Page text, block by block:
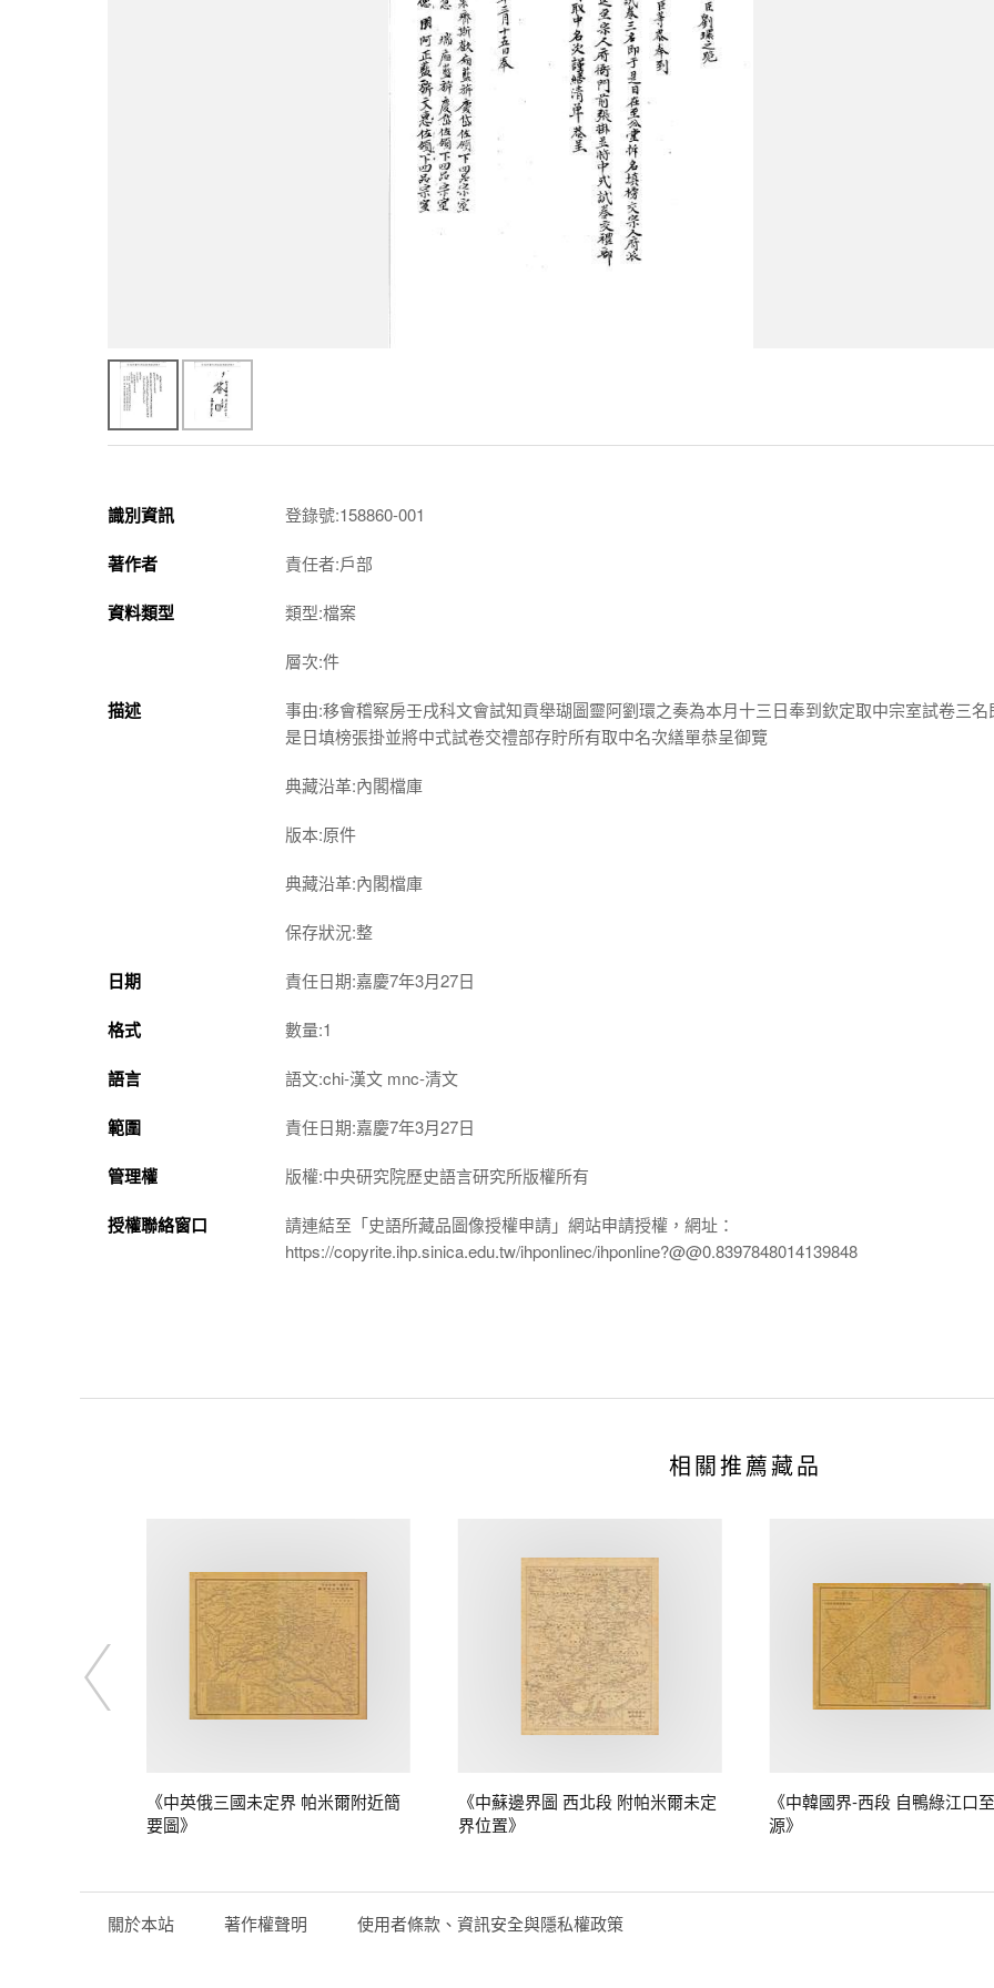
識別資訊 登錄號:158860-001
著作者 責任者:戶部
資料類型 類型:檔案
層次:件
描述
事由:移會稽察房壬戌科文會試知貢舉瑚圖靈阿劉環之奏為本月十三日奉到欽定取中宗室試卷三名
是日填榜張掛並將中式試卷交禮部存貯所有取中名次繕單恭呈御覽
典藏沿革:內閣檔庫
版本:原件
典藏沿革:內閣檔庫
保存狀況:整
日期 責任日期:嘉慶7年3月27日
格式 數量:1
語言 語文:chi-漢文 mnc-清文
範圍 責任日期:嘉慶7年3月27日
管理權 版權:中央研究院歷史語言研究所版權所有
授權聯絡窗口
請連結至「史語所藏品圖像授權申請」網站申請授權，網址：
https://copyrite.ihp.sinica.edu.tw/ihponlinec/ihponline?@@0.8397848014139848
相關推薦藏品
《中英俄三國未定界 帕米爾附近簡
要圖》
《中蘇邊界圖 西北段 附帕米爾未定
界位置》
《中韓國界-西段 自鴨綠江口
源》
關於本站 著作權聲明 使用者條款、資訊安全與隱私權政策